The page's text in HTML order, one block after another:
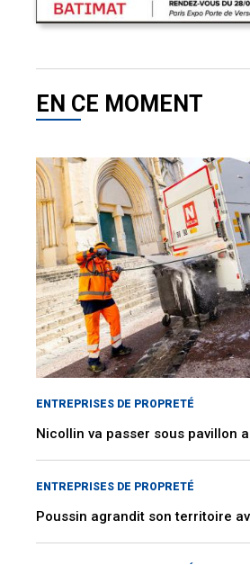
EN CE MOMENT
ENTREPRISES DE PROPRETÉ
Nicollin va passer sous pavillon
ENTREPRISES DE PROPRETÉ
Poussin agrandit son territoire